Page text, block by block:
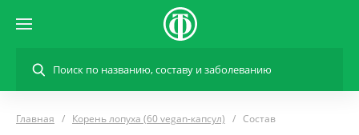
Главная Корень лопуха (60 vegan-капсул) Состав